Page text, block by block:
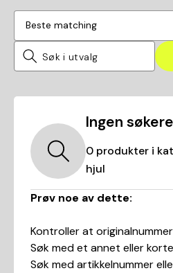
Beste matching
Ingen
0 produkter i
hjul
Prøv noe av dette:
Kontroller at
Søk med et annet eller
Søk med artikkelnummer